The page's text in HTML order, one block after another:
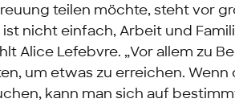
teilen möchte, steht vor
nicht einfach, Arbeit und
Alice Lefebvre. „Vor allem zu
um etwas zu erreichen. Wenn
kann man sich auf